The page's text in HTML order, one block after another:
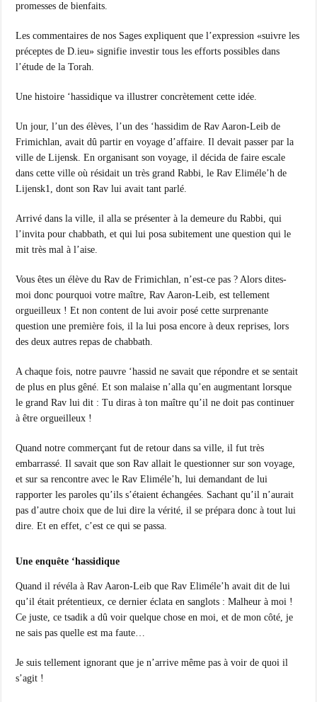
promesses de bienfaits.
Les commentaires de nos Sages expliquent que l’expression «suivre les
préceptes de D.ieu» signifie investir tous les efforts possibles dans
l’étude de la Torah.
Une histoire ‘hassidique va illustrer concrètement cette idée.
Un jour, l’un des élèves, l’un des ‘hassidim de Rav Aaron-Leib de
Frimichlan, avait dû partir en voyage d’affaire. Il devait passer par la
ville de Lijensk. En organisant son voyage, il décida de faire escale
dans cette ville où résidait un très grand Rabbi, le Rav Eliméle’h de
Lijensk1, dont son Rav lui avait tant parlé.
Arrivé dans la ville, il alla se présenter à la demeure du Rabbi, qui
l’invita pour chabbath, et qui lui posa subitement une question qui le
mit très mal à l’aise.
Vous êtes un élève du Rav de Frimichlan, n’est-ce pas ? Alors dites-
moi donc pourquoi votre maître, Rav Aaron-Leib, est tellement
orgueilleux ! Et non content de lui avoir posé cette surprenante
question une première fois, il la lui posa encore à deux reprises, lors
des deux autres repas de chabbath.
A chaque fois, notre pauvre ‘hassid ne savait que répondre et se sentait
de plus en plus gêné. Et son malaise n’alla qu’en augmentant lorsque
le grand Rav lui dit : Tu diras à ton maître qu’il ne doit pas continuer
à être orgueilleux !
Quand notre commerçant fut de retour dans sa ville, il fut très
embarrassé. Il savait que son Rav allait le questionner sur son voyage,
et sur sa rencontre avec le Rav Eliméle’h, lui demandant de lui
rapporter les paroles qu’ils s’étaient échangées. Sachant qu’il n’aurait
pas d’autre choix que de lui dire la vérité, il se prépara donc à tout lui
dire. Et en effet, c’est ce qui se passa.
Une enquête ‘hassidique
Quand il révéla à Rav Aaron-Leib que Rav Eliméle’h avait dit de lui
qu’il était prétentieux, ce dernier éclata en sanglots : Malheur à moi !
Ce juste, ce tsadik a dû voir quelque chose en moi, et de mon côté, je
ne sais pas quelle est ma faute…
Je suis tellement ignorant que je n’arrive même pas à voir de quoi il
s’agit !